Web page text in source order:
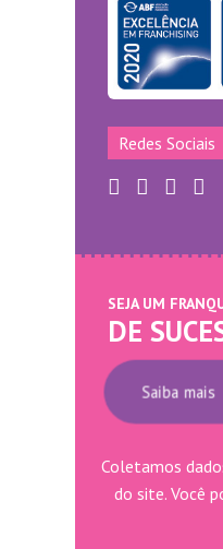
Redes Sociais
SEJA UM
DE
Saiba mais
Coletamos
do site. Você